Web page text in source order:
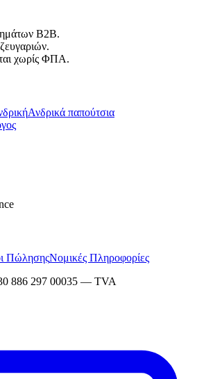
B2B.
χωρίς ΦΠΑ.
Ανδρικά παπούτσια
ΠώλησηςΝομικές Πληροφορίες
886 297 00035 — TVA